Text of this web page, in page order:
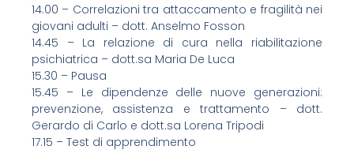
14.00 – Correlazioni tra attaccamento e fragilità nei
giovani adulti – dott. Anselmo Fosson
14.45 – La relazione di cura nella riabilitazione
psichiatrica – dott.sa Maria De Luca
15.30 – Pausa
15.45 – Le dipendenze delle nuove generazioni:
prevenzione, assistenza e trattamento – dott.
Gerardo di Carlo e dott.sa Lorena Tripodi
17.15 – Test di apprendimento